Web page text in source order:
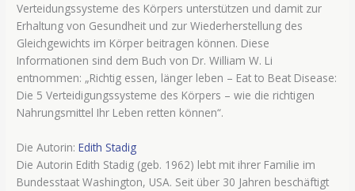
Verteidungssysteme des Körpers unterstützen und damit zur
Erhaltung von Gesundheit und zur Wiederherstellung des
Gleichgewichts im Körper beitragen können. Diese
Informationen sind dem Buch von Dr. William W. Li
entnommen: „Richtig essen, länger leben – Eat to Beat Disease:
Die 5 Verteidigungssysteme des Körpers – wie die richtigen
Nahrungsmittel Ihr Leben retten können“.
Die Autorin:Edith Stadig
Die Autorin Edith Stadig (geb. 1962) lebt mit ihrer Familie im
Bundesstaat Washington, USA. Seit über 30 Jahren beschäftigt